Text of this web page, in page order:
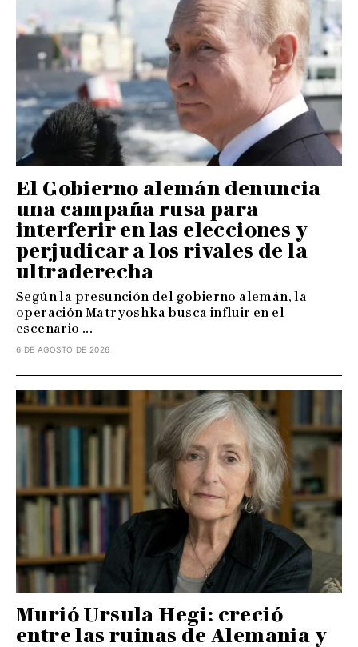
El Gobierno alemán denuncia
una campaña rusa para
interferir en las elecciones y
perjudicar a los rivales de la
ultraderecha
Según la presunción del gobierno alemán, la
operación Matryoshka busca influir en el
escenario ...
6 DE AGOSTO DE 2026
Murió Ursula Hegi: creció
entre las ruinas de Alemania y